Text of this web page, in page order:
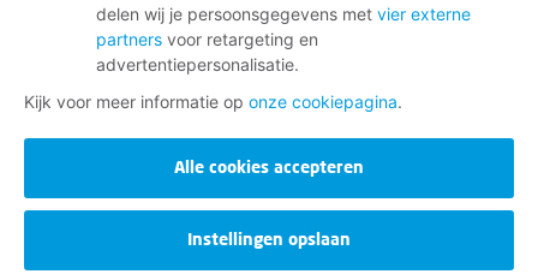
delen wij je persoonsgegevens met vier externe
partners voor retargeting en
advertentiepersonalisatie.
Kijk voor meer informatie op onze cookiepagina.
Alle cookies accepteren
Instellingen opslaan